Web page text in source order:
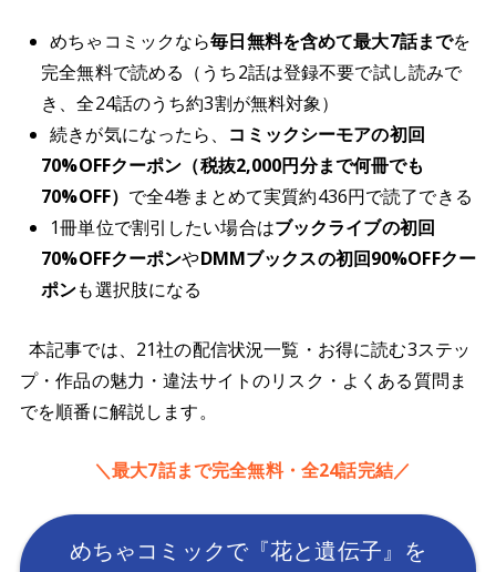
めちゃコミックなら毎日無料を含めて最大7話までを
完全無料で読める（うち2話は登録不要で試し読みで
き、全24話のうち約3割が無料対象）
続きが気になったら、 コミックシーモアの初回
70%OFFクーポン（税抜2,000円分まで何冊でも
70%OFF） で全4巻まとめて実質約436円で読了できる
1冊単位で割引したい場合はブックライブの初回
70%OFFクーポンやDMMブックスの初回90%OFFクー
ポンも選択肢になる
本記事では、21社の配信状況一覧・お得に読む3ステッ
プ・作品の魅力・違法サイトのリスク・よくある質問ま
でを順番に解説します。
＼最大7話まで完全無料・全24話完結／
めちゃコミックで『花と遺伝子』を